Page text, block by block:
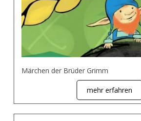
Märchen der Brüder Grimm
mehr erfahren